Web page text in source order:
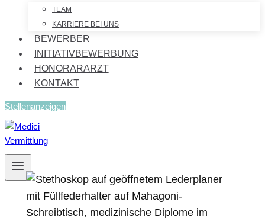
TEAM
KARRIERE BEI UNS
BEWERBER
INITIATIVBEWERBUNG
HONORARARZT
KONTAKT
Stellenanzeigen